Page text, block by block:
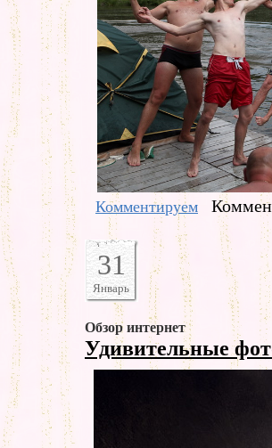
Комментируем
31
Январь
Обзор интернет
Удивительные